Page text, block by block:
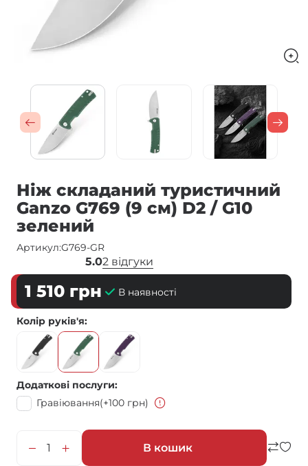
Ніж складаний туристичний
Ganzo G769 (9 см) D2 / G10
зелений
Артикул:G769-GR
5.02 відгуки
1 510 грн В наявності
Колір руків'я
Додаткові послуги
Гравіювання(+100 грн)
В кошик